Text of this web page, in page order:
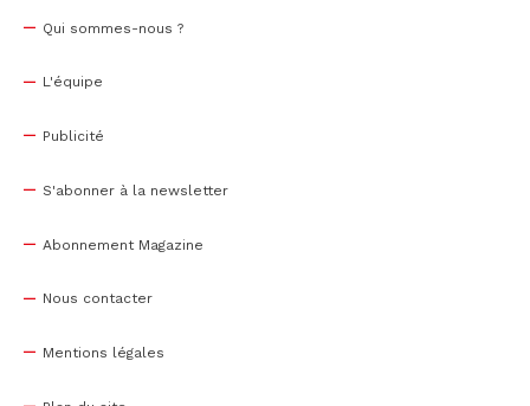
Qui sommes-nous ?
L'équipe
Publicité
S'abonner à la newsletter
Abonnement Magazine
Nous contacter
Mentions légales